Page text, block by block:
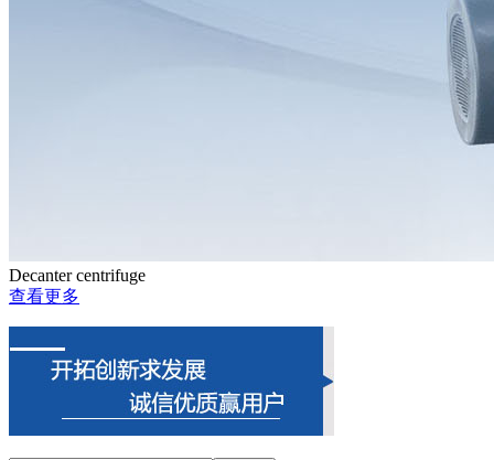
Decanter centrifuge
查看更多